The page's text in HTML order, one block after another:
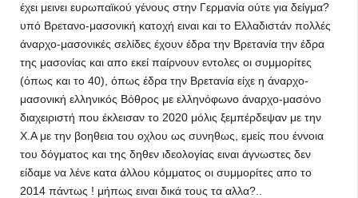
έχει μεινει ευρωπαϊκού γένους στην Γερμανία ούτε για δείγμα?
υπό Βρετανο-μασονική κατοχή ειναι και το Ελλαδιστάν πολλές
άναρχο-μασονικές σελίδες έχουν έδρα την Βρετανία την έδρα
της μασονίας και απο εκεί παίρνουν εντολες οι συμμορίτες
(όπως και το 40), όπως έδρα την Βρετανία είχε η άναρχο-
μασονική ελληνικός Βόθρος με ελληνόφωνο άναρχο-μασόνο
διαχειριστή που έκλεισαν το 2020 μόλις ξεμπέρδεψαν με την
Χ.Α με την βοηθεια του οχλου ως συνηθως, εμείς που έννοια
του δόγματος και της δηθεν ιδεολογίας ειναι άγνωστες δεν
είδαμε να λένε κατα άλλου κόμματος οι συμμορίτες απο το
2014 πάντως ! μήπως ειναι δικά τους τα αλλα?..